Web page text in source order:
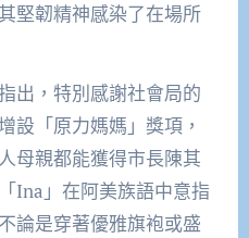
堅韌精神感染了在場所
出，特別感謝社會局的
設「原力媽媽」獎項，
母親都能獲得市長陳其
Ina」在阿美族語中意指
論是穿著優雅旗袍或盛